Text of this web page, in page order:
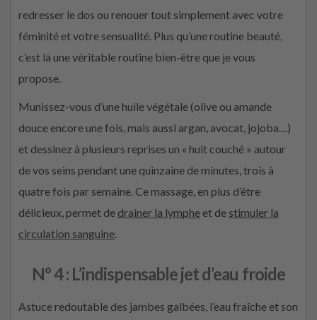
redresser le dos ou renouer tout simplement avec votre
féminité et votre sensualité. Plus qu’une routine beauté,
c’est là une véritable routine bien-être que je vous
propose.
Munissez-vous d’une huile végétale (olive ou amande
douce encore une fois, mais aussi argan, avocat, jojoba…)
et dessinez à plusieurs reprises un « huit couché » autour
de vos seins pendant une quinzaine de minutes, trois à
quatre fois par semaine. Ce massage, en plus d’être
délicieux, permet de drainer la lymphe et de stimuler la
circulation sanguine.
N° 4 : L’indispensable jet d’eau froide
Astuce redoutable des jambes galbées, l’eau fraîche et son